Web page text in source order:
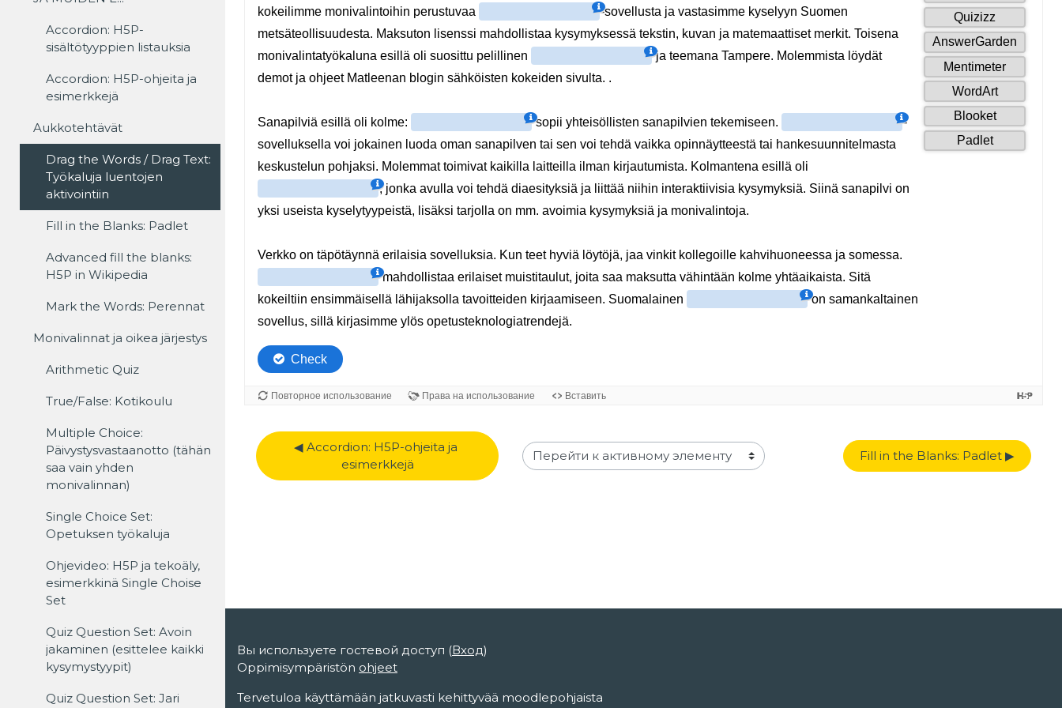
◀︎ Accordion: H5P-ohjeita ja
esimerkkejä
Перейти к активному элементу Fill in the Blanks: Padlet ▶︎
Вы используете гостевой доступ (Вход)
Oppimisympäristön ohjeet
Tervetuloa käyttämään jatkuvasti kehittyvää moodlepohjaista
Accordion: H5P-
sisältötyyppien listauksia
Accordion: H5P-ohjeita ja
esimerkkejä
Aukkotehtävät
Drag the Words / Drag Text:
Työkaluja luentojen
aktivointiin
Fill in the Blanks: Padlet
Advanced fill the blanks:
H5P in Wikipedia
Mark the Words: Perennat
Monivalinnat ja oikea järjestys
Arithmetic Quiz
True/False: Kotikoulu
Multiple Choice:
Päivystysvastaanotto (tähän
saa vain yhden
monivalinnan)
Single Choice Set:
Opetuksen työkaluja
Ohjevideo: H5P ja tekoäly,
esimerkkinä Single Choise
Set
Quiz Question Set: Avoin
jakaminen (esittelee kaikki
kysymystyypit)
Quiz Question Set: Jari